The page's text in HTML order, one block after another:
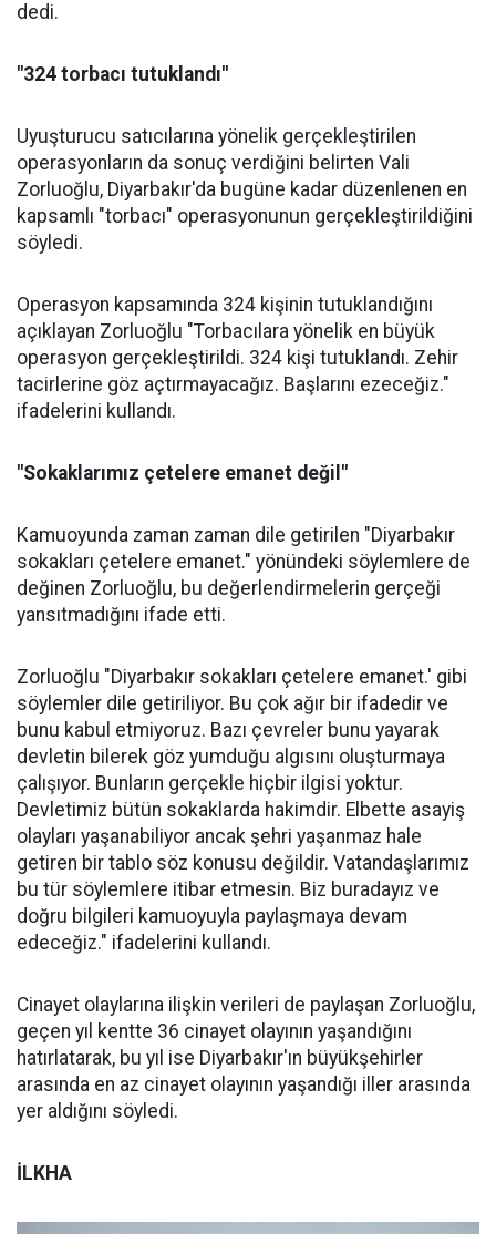
dedi.
"324 torbacı tutuklandı"
Uyuşturucu satıcılarına yönelik gerçekleştirilen
operasyonların da sonuç verdiğini belirten Vali
Zorluoğlu, Diyarbakır'da bugüne kadar düzenlenen en
kapsamlı "torbacı" operasyonunun gerçekleştirildiğini
söyledi.
Operasyon kapsamında 324 kişinin tutuklandığını
açıklayan Zorluoğlu "Torbacılara yönelik en büyük
operasyon gerçekleştirildi. 324 kişi tutuklandı. Zehir
tacirlerine göz açtırmayacağız. Başlarını ezeceğiz."
ifadelerini kullandı.
"Sokaklarımız çetelere emanet değil"
Kamuoyunda zaman zaman dile getirilen "Diyarbakır
sokakları çetelere emanet." yönündeki söylemlere de
değinen Zorluoğlu, bu değerlendirmelerin gerçeği
yansıtmadığını ifade etti.
Zorluoğlu "Diyarbakır sokakları çetelere emanet.' gibi
söylemler dile getiriliyor. Bu çok ağır bir ifadedir ve
bunu kabul etmiyoruz. Bazı çevreler bunu yayarak
devletin bilerek göz yumduğu algısını oluşturmaya
çalışıyor. Bunların gerçekle hiçbir ilgisi yoktur.
Devletimiz bütün sokaklarda hakimdir. Elbette asayiş
olayları yaşanabiliyor ancak şehri yaşanmaz hale
getiren bir tablo söz konusu değildir. Vatandaşlarımız
bu tür söylemlere itibar etmesin. Biz buradayız ve
doğru bilgileri kamuoyuyla paylaşmaya devam
edeceğiz." ifadelerini kullandı.
Cinayet olaylarına ilişkin verileri de paylaşan Zorluoğlu,
geçen yıl kentte 36 cinayet olayının yaşandığını
hatırlatarak, bu yıl ise Diyarbakır'ın büyükşehirler
arasında en az cinayet olayının yaşandığı iller arasında
yer aldığını söyledi.
İLKHA